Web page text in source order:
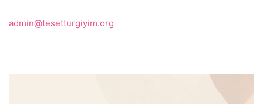
admin@tesetturgiyim.org